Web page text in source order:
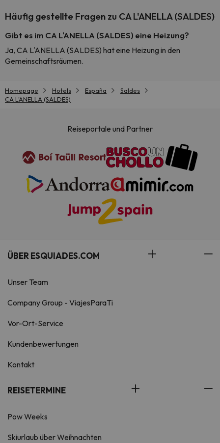
Häufig gestellte Fragen zu CA L'ANELLA (SALDES)
Gibt es im CA L'ANELLA (SALDES) eine Heizung?
Ja, CA L'ANELLA (SALDES) hat eine Heizung in den
Gemeinschaftsräumen.
Homepage Hotels España
Saldes
CA L'ANELLA (SALDES)
Reiseportale und Partner
ÜBER ESQUIADES.COM
Unser Team
Company Group - ViajesParaTi
Vor-Ort-Service
Kundenbewertungen
Kontakt
REISETERMINE
Pow Weeks
Skiurlaub über Weihnachten